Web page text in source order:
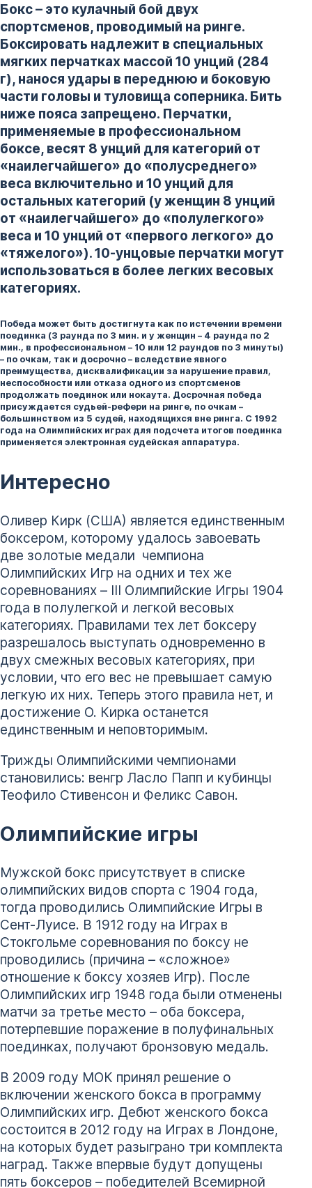
Бокс – это кулачный бой двух
спортсменов, проводимый на ринге.
Боксировать надлежит в специальных
мягких перчатках массой 10 унций (284
г), нанося удары в переднюю и боковую
части головы и туловища соперника. Бить
ниже пояса запрещено. Перчатки,
применяемые в профессиональном
боксе, весят 8 унций для категорий от
«наилегчайшего» до «полусреднего»
веса включительно и 10 унций для
остальных категорий (у женщин 8 унций
от «наилегчайшего» до «полулегкого»
веса и 10 унций от «первого легкого» до
«тяжелого»). 10-унцовые перчатки могут
использоваться в более легких весовых
категориях.
Победа может быть достигнута как по истечении времени
поединка (3 раунда по 3 мин. и у женщин – 4 раунда по 2
мин., в профессиональном – 10 или 12 раундов по 3 минуты)
– по очкам, так и досрочно – вследствие явного
преимущества, дисквалификации за нарушение правил,
неспособности или отказа одного из спортсменов
продолжать поединок или нокаута. Досрочная победа
присуждается судьей-рефери на ринге, по очкам –
большинством из 5 судей, находящихся вне ринга. С 1992
года на Олимпийских играх для подсчета итогов поединка
применяется электронная судейская аппаратура.
Интересно
Оливер Кирк (США) является единственным
боксером, которому удалось завоевать
две золотые медали чемпиона
Олимпийских Игр на одних и тех же
соревнованиях – III Олимпийские Игры 1904
года в полулегкой и легкой весовых
категориях. Правилами тех лет боксеру
разрешалось выступать одновременно в
двух смежных весовых категориях, при
условии, что его вес не превышает самую
легкую их них. Теперь этого правила нет, и
достижение О. Кирка останется
единственным и неповторимым.
Трижды Олимпийскими чемпионами
становились: венгр Ласло Папп и кубинцы
Теофило Стивенсон и Феликс Савон.
Олимпийские игры
Мужской бокс присутствует в списке
олимпийских видов спорта с 1904 года,
тогда проводились Олимпийские Игры в
Сент-Луисе. В 1912 году на Играх в
Стокгольме соревнования по боксу не
проводились (причина – «сложное»
отношение к боксу хозяев Игр). После
Олимпийских игр 1948 года были отменены
матчи за третье место – оба боксера,
потерпевшие поражение в полуфинальных
поединках, получают бронзовую медаль.
В 2009 году МОК принял решение о
включении женского бокса в программу
Олимпийских игр. Дебют женского бокса
состоится в 2012 году на Играх в Лондоне,
на которых будет разыграно три комплекта
наград. Также впервые будут допущены
пять боксеров – победителей Всемирной